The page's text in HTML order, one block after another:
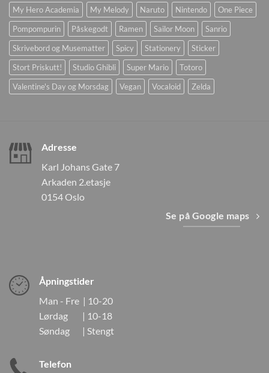
My Hero Academia
My Melody Naruto Nintendo
One Piece
Pompompurin
Påskegodt Ramen Sailor Moon
Sanrio
Skrivebord og Musematter
Spicy Stationery
Sticker
Stort Priskutt!
Studio Ghibli Super Mario
Totoro
Valentine's Day og Morsdag
Vegan Vocaloid Zelda
Adresse
Karl Johans Gate 7
Arkaden 2.etasje
0154 Oslo
Se på Google maps
Åpningstider
Man - Fre | 10-20
Lørdag | 10-18
Søndag | Stengt
Telefon